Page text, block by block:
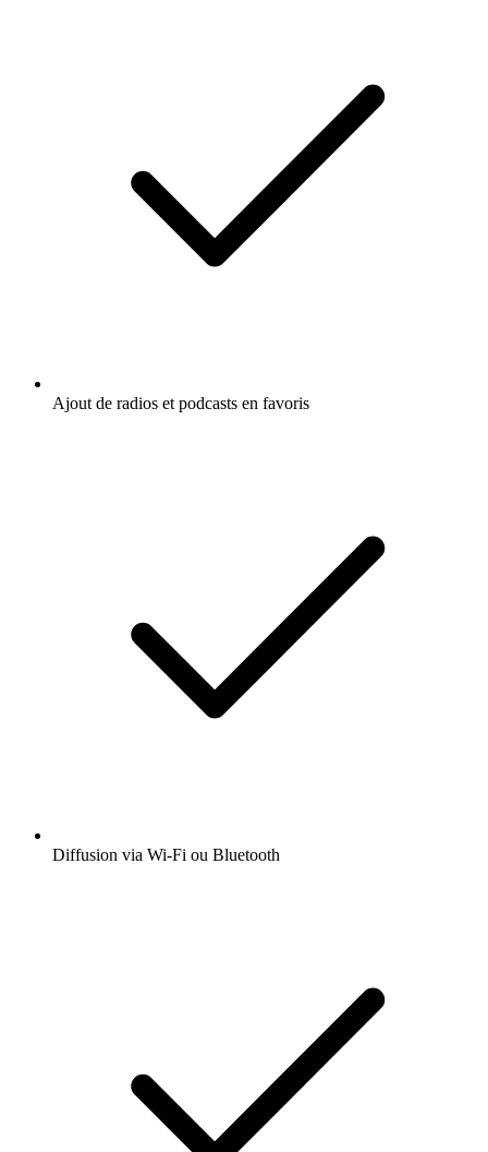
Ajout de radios et podcasts en favoris
Diffusion via Wi-Fi ou Bluetooth